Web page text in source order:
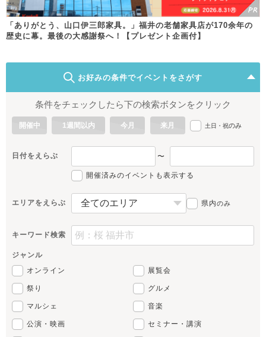
「ありがとう、山口伊三郎家具。」福井の老舗家具店が170余年の
歴史に幕。最後の大感謝祭へ！【プレゼント企画付】
お好みの条件でイベントをさがす
条件をチェックしたら下の検索ボタンをクリック
開催中 1週間以内 今月 来月 土日・祝のみ
日付をえらぶ 〜
開催済みのイベントも表示する
エリアをえらぶ 県内のみ
キーワード検索
ジャンル
オンライン
展覧会
祭り グルメ
マルシェ 音楽
公演・映画 セミナー・講演